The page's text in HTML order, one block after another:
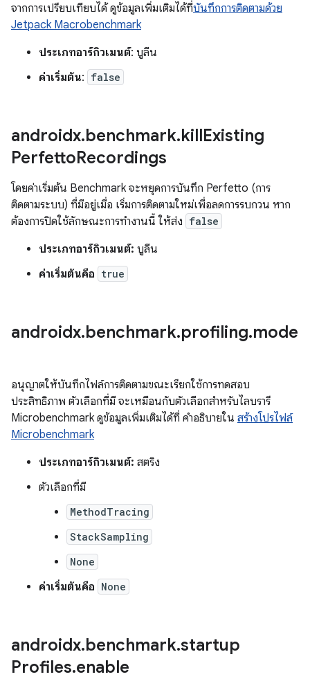
จากการเปรียบเทียบได้ ดูข้อมูลเพิ่มเติมได้ที่บันทึกการติดตามด้วย
Jetpack Macrobenchmark
ประเภทอาร์กิวเมนต์: บูลีน
ค่าเริ่มต้น: false
androidx.benchmark.killExisting
PerfettoRecordings
โดยค่าเริ่มต้น Benchmark จะหยุดการบันทึก Perfetto (การ
ติดตามระบบ) ที่มีอยู่เมื่อ เริ่มการติดตามใหม่เพื่อลดการรบกวน หาก
ต้องการปิดใช้ลักษณะการทำงานนี้ ให้ส่ง false
ประเภทอาร์กิวเมนต์: บูลีน
ค่าเริ่มต้นคือ true
androidx.benchmark.profiling.mode
อนุญาตให้บันทึกไฟล์การติดตามขณะเรียกใช้การทดสอบ
ประสิทธิภาพ ตัวเลือกที่มี จะเหมือนกับตัวเลือกสำหรับไลบรารี
Microbenchmark ดูข้อมูลเพิ่มเติมได้ที่ คำอธิบายใน สร้างโปรไฟล์
Microbenchmark
ประเภทอาร์กิวเมนต์: สตริง
ตัวเลือกที่มี
MethodTracing
StackSampling
None
ค่าเริ่มต้นคือ None
androidx.benchmark.startup
Profiles.enable